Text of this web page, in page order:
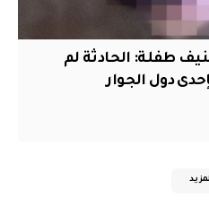
طفلة: الحادثة لم
دول الجوار